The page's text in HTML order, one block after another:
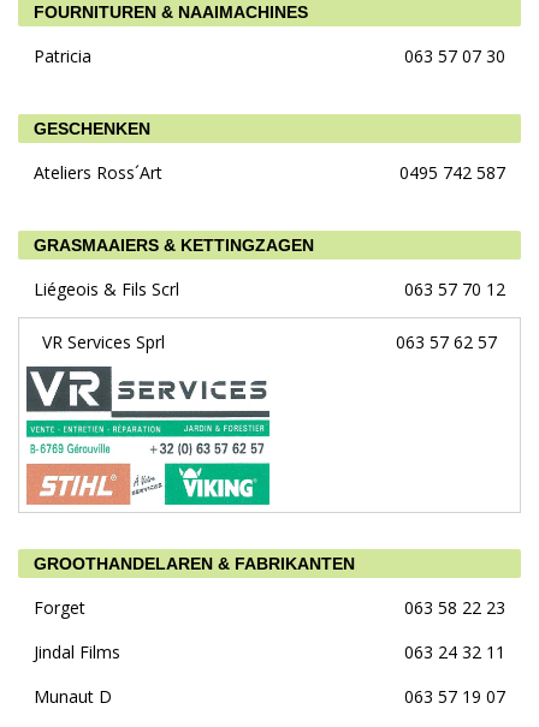
FOURNITUREN & NAAIMACHINES
Patricia 063 57 07 30
GESCHENKEN
Ateliers Ross´Art 0495 742 587
GRASMAAIERS & KETTINGZAGEN
Liégeois & Fils Scrl 063 57 70 12
VR Services Sprl 063 57 62 57
GROOTHANDELAREN & FABRIKANTEN
Forget
063 58 22 23
Jindal Films
063 24 32 11
Munaut D
063 57 19 07